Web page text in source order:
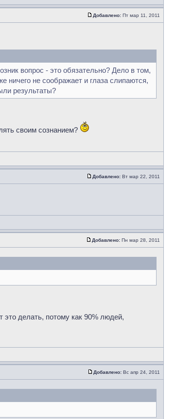
Добавлено: Пт мар 11, 2011
вопрос - это обязательно? Дело в том,
ничего не соображает и глаза слипаются,
результаты?
своим сознанием?
Добавлено: Вт мар 22, 2011
Добавлено: Пн мар 28, 2011
это делать, потому как 90% людей,
Добавлено: Вс апр 24, 2011